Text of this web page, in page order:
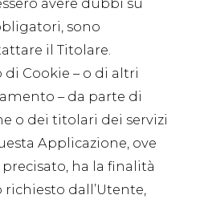
avere dubbi su
sono
il Titolare.
di Cookie – o di altri
– da parte di
o dei titolari dei servizi
Applicazione, ove
ha la finalità
dall’Utente,